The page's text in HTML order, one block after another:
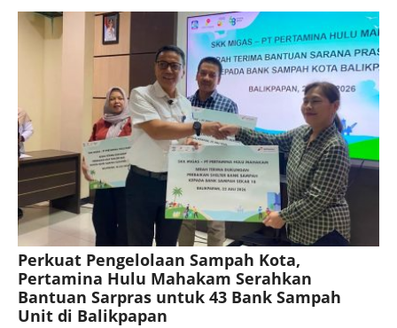
Perkuat Pengelolaan Sampah Kota,
Pertamina Hulu Mahakam Serahkan
Bantuan Sarpras untuk 43 Bank Sampah
Unit di Balikpapan